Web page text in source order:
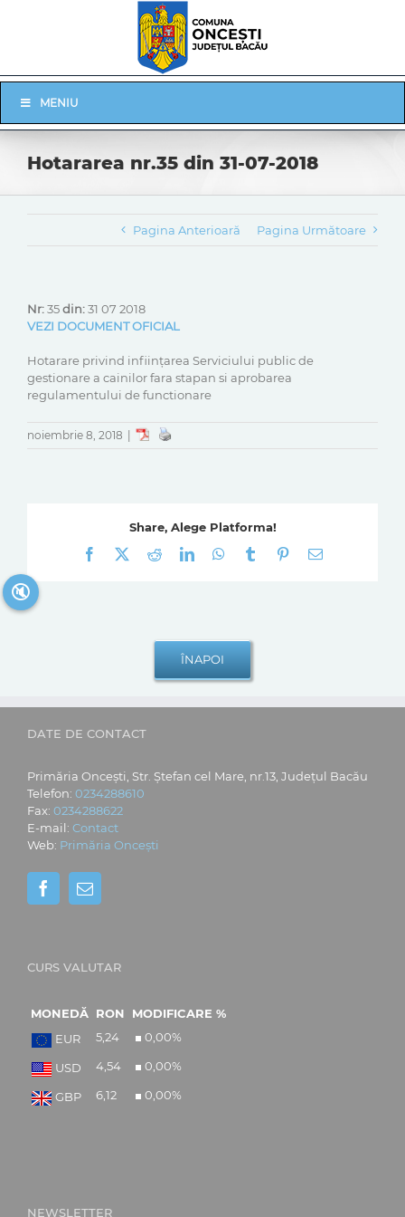
Navigation
MENIU
Hotararea nr.35 din 31-07-2018
Pagina Anterioară Pagina Următoare
Nr:35din:31 07 2018
VEZI DOCUMENT OFICIAL
Hotarare privind inființarea Serviciului public de
gestionare a cainilor fara stapan si aprobarea
regulamentului de functionare
noiembrie 8, 2018
Share, Alege Platforma!
Facebook
RedditLinkedInWhatsApp
Tumblr Pinterest
E-
DATE DE CONTACT
Primăria Oncești, Str. Ștefan cel Mare, nr.13, Județul Bacău
Telefon: 0234288610
Fax: 0234288622
E-mail: Contact
Web: Primăria Oncești
CURS VALUTAR
MONEDĂ RON
MODIFICARE %
EUR
5,24 0,00%
USD 4,54 0,00%
GBP 6,12 0,00%
NEWSLETTER
🔇